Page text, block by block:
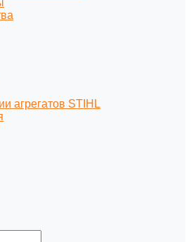
агрегатов STIHL